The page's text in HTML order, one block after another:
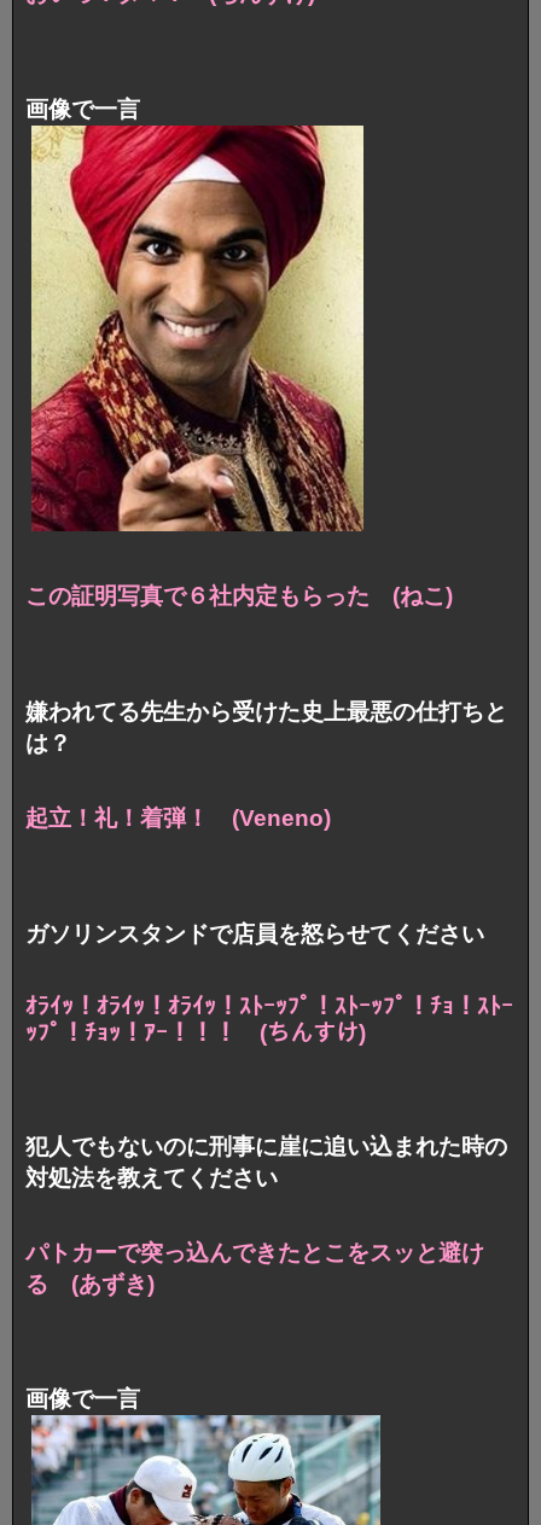
画像で一言
この証明写真で６社内定もらった (ねこ)
嫌われてる先生から受けた史上最悪の仕打ちと
は？
起立！礼！着弾！ (Veneno)
ガソリンスタンドで店員を怒らせてください
ｵﾗｲｯ！ｵﾗｲｯ！ｵﾗｲｯ！ｽﾄｰｯﾌﾟ！ｽﾄｰｯﾌﾟ！ ﾁｮ！ｽﾄｰ
ｯﾌﾟ！ﾁｮｯ！ｱｰ！！！ (ちんすけ)
犯人でもないのに刑事に崖に追い込まれた時の
対処法を教えてください
パトカーで突っ込んできたとこをスッと避け
る (あずき)
画像で一言